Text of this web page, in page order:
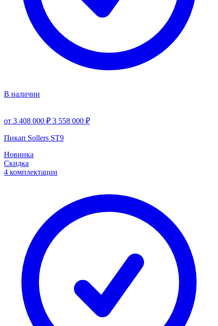
В наличии
от 3 408 000 ₽ 3 558 000 ₽
Пикап Sollers ST9
Новинка
Скидка
4 комплектации